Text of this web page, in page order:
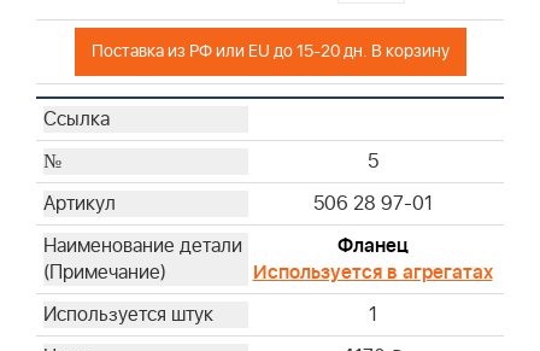
Поставка из РФ или EU до 15-20 дн. В корзину
5
506 28 97-01
Фланец
Используется в агрегатах
1